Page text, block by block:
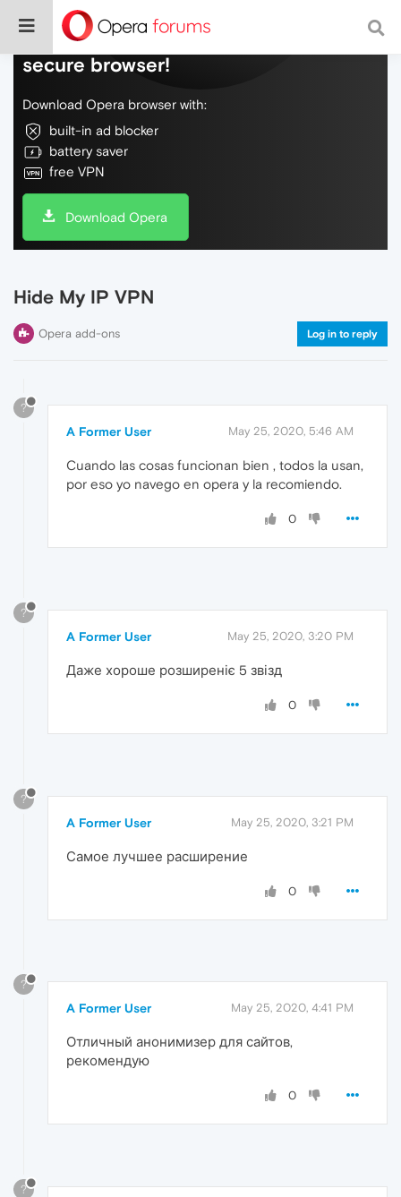
Do more on the web, with a fast and
secure browser!
Download Opera browser with:
built-in ad blocker
battery saver
free VPN
Download Opera
Hide My IP VPN
Opera add-ons Log in to reply
?
A Former User May 25, 2020, 5:46 AM
Cuando las cosas funcionan bien , todos la usan,
por eso yo navego en opera y la recomiendo.
0
?
A Former User May 25, 2020, 3:20 PM
Даже хороше розширеніє 5 звізд
0
?
A Former User May 25, 2020, 3:21 PM
Самое лучшее расширение
0
?
A Former User May 25, 2020, 4:41 PM
Отличный анонимизер для сайтов,
рекомендую
0
?